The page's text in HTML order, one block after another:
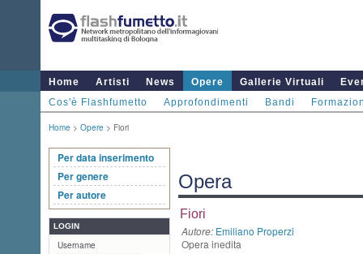
Home Artisti News Opere Gallerie Virtuali
Cos'è Flashfumetto
Approfondimenti Bandi
Home > Opere > Fiori
Per data inserimento
Per genere
Per autore
LOGIN
Username
Opera
Fiori
Autore: Emiliano Properzi
Opera inedita